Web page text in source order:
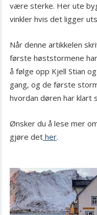
være sterke. Her ute
vinkler hvis det ligger
Når denne artikkelen
første høststormene
å følge opp Kjell Stian
gang, og de første
hvordan døren har klart
Ønsker du å lese mer
gjøre det her.